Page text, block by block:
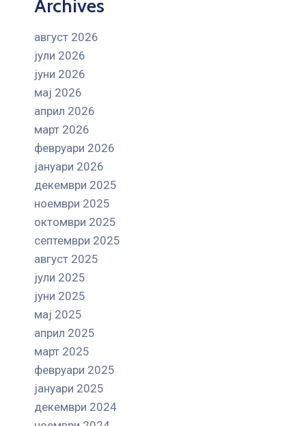
Archives
август 2026
јули 2026
јуни 2026
мај 2026
април 2026
март 2026
февруари 2026
јануари 2026
декември 2025
ноември 2025
октомври 2025
септември 2025
август 2025
јули 2025
јуни 2025
мај 2025
април 2025
март 2025
февруари 2025
јануари 2025
декември 2024